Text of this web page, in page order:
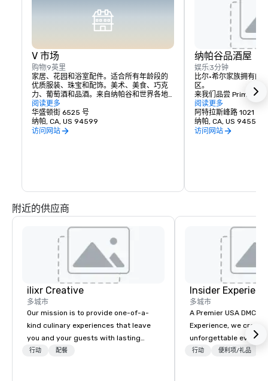
V 市场
购物9英里
家居、花园和浴室配件。适合所有年龄段的
优质服装、珠宝和配饰。美术、美食、巧克
力、葡萄酒和品酒。来自纳帕谷和世界各地
的浪漫礼物和收藏品，与各种令人愉悦的葡
萄酒之乡餐饮相得益彰。
阅读更多
华盛顿街 6525 号
纳帕, CA, US 94599
访问网站
纳帕谷品酒屋
娱乐3分钟
比尔·希尔家族拥有的
区。
来我们品尝 Prime
和 Tetra 葡萄酒。
阅读更多
阿特拉斯峰路 1021 号
纳帕, CA, US 94559
访问网站
附近的供应商
ilixr Creative
多城市
Our mission is to provide one-of-a-
kind culinary experiences that leave
you and your guests with lasting
memories and satiated palates. Every
行动 配餐
Insider
多城市
A Premier USA DMC Partner
Experience, we create
unforgettable events
access to premium
行动 便利项/礼品